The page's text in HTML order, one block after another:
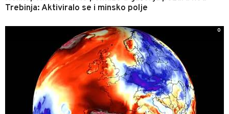
Trebinja: Aktiviralo se i minsko polje
0